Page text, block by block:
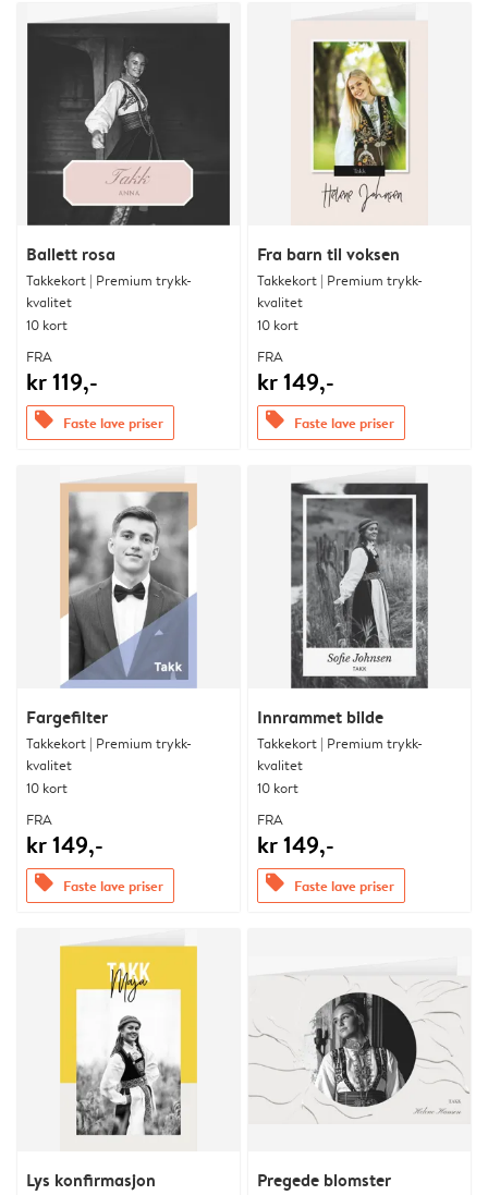
Ballett rosa
Takkekort | Premium trykk-
kvalitet
10 kort
FRA
kr 119,-
offers Faste lave priser
Fra barn til voksen
Takkekort | Premium trykk-
kvalitet
10 kort
FRA
kr 149,-
offers Faste lave priser
Fargefilter
Takkekort | Premium trykk-
kvalitet
10 kort
FRA
kr 149,-
offers Faste lave priser
Innrammet bilde
Takkekort | Premium trykk-
kvalitet
10 kort
FRA
kr 149,-
offers Faste lave priser
Lys konfirmasjon Pregede blomster